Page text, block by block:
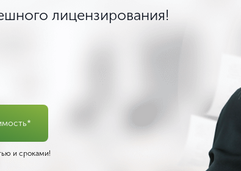
лицензирования!
и сроками!